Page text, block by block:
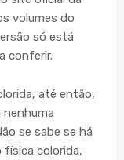
volumes do
só está
conferir.
até então,
se sabe se há
física colorida,